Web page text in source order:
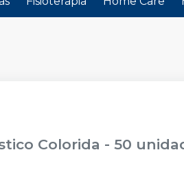
Colorida - 50